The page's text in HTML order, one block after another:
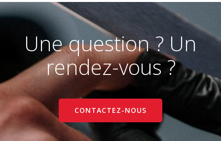
Une question ? Un
rendez-vous ?
CONTACTEZ-NOUS